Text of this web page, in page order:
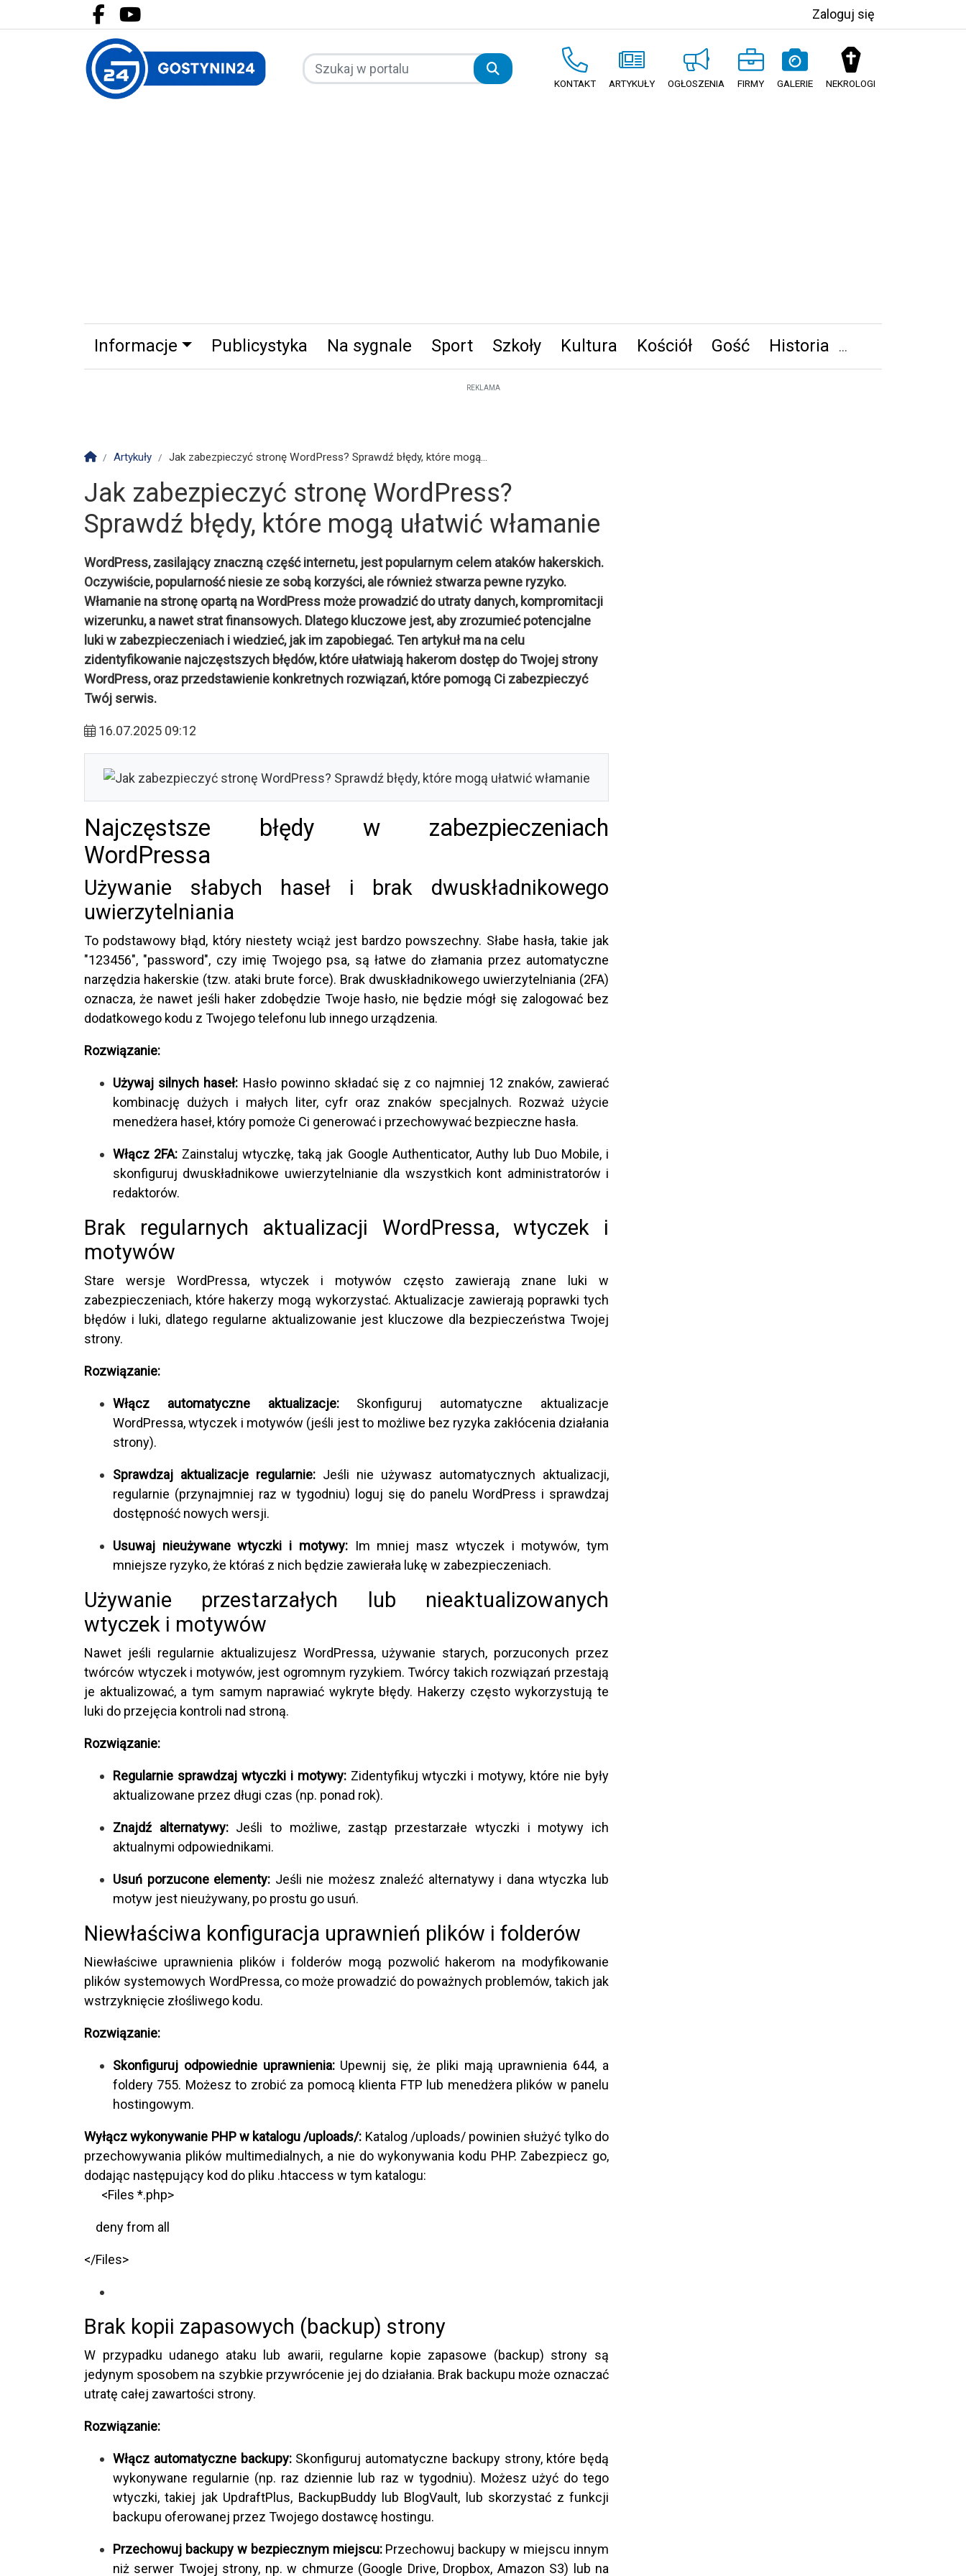
Facebook.com
Youtube.com Zaloguj się
KONTAKT ARTYKUŁY OGŁOSZENIA FIRMY GALERIE NEKROLOGI
Informacje Publicystyka Na sygnale Sport Szkoły Kultura Kościół Gość Historia
REKLAMA
Strona główna
Artykuły Jak zabezpieczyć stronę WordPress? Sprawdź błędy, które mogą...
Jak zabezpieczyć stronę WordPress?
Sprawdź błędy, które mogą ułatwić włamanie
WordPress, zasilający znaczną część internetu, jest popularnym celem ataków hakerskich.
Oczywiście, popularność niesie ze sobą korzyści, ale również stwarza pewne ryzyko.
Włamanie na stronę opartą na WordPress może prowadzić do utraty danych, kompromitacji
wizerunku, a nawet strat finansowych. Dlatego kluczowe jest, aby zrozumieć potencjalne
luki w zabezpieczeniach i wiedzieć, jak im zapobiegać. Ten artykuł ma na celu
zidentyfikowanie najczęstszych błędów, które ułatwiają hakerom dostęp do Twojej strony
WordPress, oraz przedstawienie konkretnych rozwiązań, które pomogą Ci zabezpieczyć
Twój serwis.
16.07.2025 09:12
Najczęstsze błędy w zabezpieczeniach
WordPressa
Używanie słabych haseł i brak dwuskładnikowego
uwierzytelniania
To podstawowy błąd, który niestety wciąż jest bardzo powszechny. Słabe hasła, takie jak
"123456", "password", czy imię Twojego psa, są łatwe do złamania przez automatyczne
narzędzia hakerskie (tzw. ataki brute force). Brak dwuskładnikowego uwierzytelniania (2FA)
oznacza, że nawet jeśli haker zdobędzie Twoje hasło, nie będzie mógł się zalogować bez
dodatkowego kodu z Twojego telefonu lub innego urządzenia.
Rozwiązanie:
Używaj silnych haseł: Hasło powinno składać się z co najmniej 12 znaków, zawierać
kombinację dużych i małych liter, cyfr oraz znaków specjalnych. Rozważ użycie
menedżera haseł, który pomoże Ci generować i przechowywać bezpieczne hasła.
Włącz 2FA: Zainstaluj wtyczkę, taką jak Google Authenticator, Authy lub Duo Mobile, i
skonfiguruj dwuskładnikowe uwierzytelnianie dla wszystkich kont administratorów i
redaktorów.
Brak regularnych aktualizacji WordPressa, wtyczek i
motywów
Stare wersje WordPressa, wtyczek i motywów często zawierają znane luki w
zabezpieczeniach, które hakerzy mogą wykorzystać. Aktualizacje zawierają poprawki tych
błędów i luki, dlatego regularne aktualizowanie jest kluczowe dla bezpieczeństwa Twojej
strony.
Rozwiązanie:
Włącz automatyczne aktualizacje:Skonfiguruj automatyczne aktualizacje
WordPressa, wtyczek i motywów (jeśli jest to możliwe bez ryzyka zakłócenia działania
strony).
Sprawdzaj aktualizacje regularnie: Jeśli nie używasz automatycznych aktualizacji,
regularnie (przynajmniej raz w tygodniu) loguj się do panelu WordPress i sprawdzaj
dostępność nowych wersji.
Usuwaj nieużywane wtyczki i motywy:Im mniej masz wtyczek i motywów, tym
mniejsze ryzyko, że któraś z nich będzie zawierała lukę w zabezpieczeniach.
Używanie przestarzałych lub nieaktualizowanych
wtyczek i motywów
Nawet jeśli regularnie aktualizujesz WordPressa, używanie starych, porzuconych przez
twórców wtyczek i motywów, jest ogromnym ryzykiem. Twórcy takich rozwiązań przestają
je aktualizować, a tym samym naprawiać wykryte błędy. Hakerzy często wykorzystują te
luki do przejęcia kontroli nad stroną.
Rozwiązanie:
Regularnie sprawdzaj wtyczki i motywy:Zidentyfikuj wtyczki i motywy, które nie były
aktualizowane przez długi czas (np. ponad rok).
Znajdź alternatywy:Jeśli to możliwe, zastąp przestarzałe wtyczki i motywy ich
aktualnymi odpowiednikami.
Usuń porzucone elementy: Jeśli nie możesz znaleźć alternatywy i dana wtyczka lub
motyw jest nieużywany, po prostu go usuń.
Niewłaściwa konfiguracja uprawnień plików i folderów
Niewłaściwe uprawnienia plików i folderów mogą pozwolić hakerom na modyfikowanie
plików systemowych WordPressa, co może prowadzić do poważnych problemów, takich jak
wstrzyknięcie złośliwego kodu.
Rozwiązanie:
Skonfiguruj odpowiednie uprawnienia:Upewnij się, że pliki mają uprawnienia 644, a
foldery 755. Możesz to zrobić za pomocą klienta FTP lub menedżera plików w panelu
hostingowym.
Wyłącz wykonywanie PHP w katalogu /uploads/: Katalog /uploads/ powinien służyć tylko do
przechowywania plików multimedialnych, a nie do wykonywania kodu PHP. Zabezpiecz go,
dodając następujący kod do pliku .htaccess w tym katalogu:
<Files *.php>
deny from all
</Files>
Brak kopii zapasowych (backup) strony
W przypadku udanego ataku lub awarii, regularne kopie zapasowe (backup) strony są
jedynym sposobem na szybkie przywrócenie jej do działania. Brak backupu może oznaczać
utratę całej zawartości strony.
Rozwiązanie:
Włącz automatyczne backupy:Skonfiguruj automatyczne backupy strony, które będą
wykonywane regularnie (np. raz dziennie lub raz w tygodniu). Możesz użyć do tego
wtyczki, takiej jak UpdraftPlus, BackupBuddy lub BlogVault, lub skorzystać z funkcji
backupu oferowanej przez Twojego dostawcę hostingu.
Przechowuj backupy w bezpiecznym miejscu:Przechowuj backupy w miejscu innym
niż serwer Twojej strony, np. w chmurze (Google Drive, Dropbox, Amazon S3) lub na